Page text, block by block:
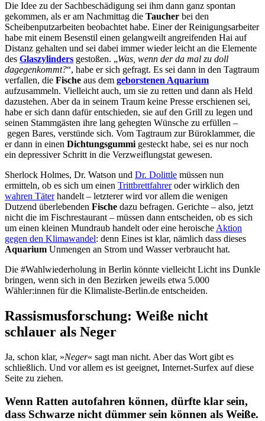
Die Idee zu der Sachbeschädigung sei ihm dann ganz spontan
gekommen, als er am Nachmittag die Taucher bei den
Scheibenputzarbeiten beobachtet habe. Einer der Reinigungsarbeiter
habe mit einem Besenstil einen gelangweilt angreifenden Hai auf
Distanz gehalten und sei dabei immer wieder leicht an die Elemente
des Glaszylinders gestoßen. „Was, wenn der da mal zu doll
dagegenkommt?“, habe er sich gefragt. Es sei dann in den Tagtraum
verfallen, die Fische aus dem geborstenen Aquarium
aufzusammeln. Vielleicht auch, um sie zu retten und dann als Held
dazustehen. Aber da in seinem Traum keine Presse erschienen sei,
habe er sich dann dafür entschieden, sie auf den Grill zu legen und
seinen Stammgästen ihre lang gehegten Wünsche zu erfüllen –
gegen Bares, verstünde sich. Vom Tagtraum zur Büroklammer, die
er dann in einen Dichtungsgummi gesteckt habe, sei es nur noch
ein depressiver Schritt in die Verzweiflungstat gewesen.
Sherlock Holmes, Dr. Watson und Dr. Dolittle müssen nun
ermitteln, ob es sich um einen Trittbrettfahreroder wirklich den
wahren Täterhandelt – letzterer wird vor allem die wenigen
Dutzend überlebenden Fische dazu befragen. Gerichte – also, jetzt
nicht die im Fischrestaurant – müssen dann entscheiden, ob es sich
um einen kleinen Mundraub handelt oder eine heroische Aktion
gegen den Klimawandel: denn Eines ist klar, nämlich dass dieses
Aquarium Unmengen an Strom und Wasser verbraucht hat.
Die #Wahlwiederholung in Berlin könnte vielleicht Licht ins Dunkle
bringen, wenn sich in den Bezirken jeweils etwa 5.000
Wähler:innen für die Klimaliste-Berlin.de entscheiden.
Rassismusforschung: Weiße nicht
schlauer als Neger
Ja, schon klar, »Neger« sagt man nicht. Aber das Wort gibt es
schließlich. Und vor allem es ist geeignet, Internet-Surfex auf diese
Seite zu ziehen.
Wenn Ratten autofahren können, dürfte klar sein,
dass Schwarze nicht dümmer sein können als Weiße.